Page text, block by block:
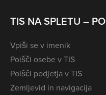
TIS NA SPLETU –
Vpiši se v imenik
Poišči osebe v TIS
Poišči podjetja v TIS
Zemljevid in navigacija